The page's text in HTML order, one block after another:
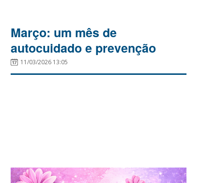
Março: um mês de
autocuidado e prevenção
11/03/2026 13:05